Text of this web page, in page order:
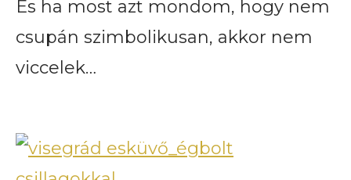
És ha most azt mondom, hogy nem
csupán szimbolikusan, akkor nem
viccelek…